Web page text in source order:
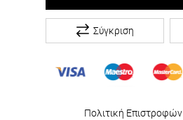
Σύγκριση
Πολιτική Επιστροφών